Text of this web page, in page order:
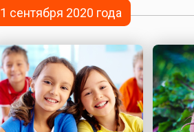
1 сентября 2020 года